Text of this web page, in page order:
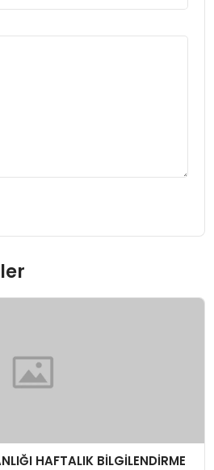
HAFTALIK BİLGİLENDİRME